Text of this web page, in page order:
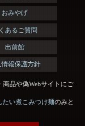
おみやげ
あるご質問
出前館
情報保護方針
品や偽Webサイトにご
たい煮こみつけ麺のみと